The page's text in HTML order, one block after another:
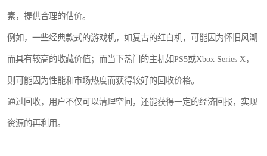
素，提供合理的估价。
例如，一些经典款式的游戏机，如复古的红白机，可能因为怀旧风潮
而具有较高的收藏价值；而当下热门的主机如PS5或Xbox Series X，
则可能因为性能和市场热度而获得较好的回收价格。
通过回收，用户不仅可以清理空间，还能获得一定的经济回报，实现
资源的再利用。